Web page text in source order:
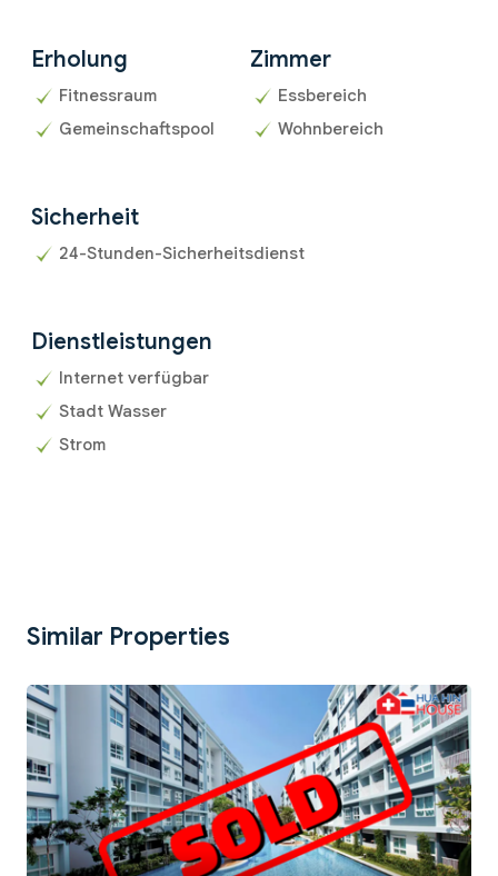
Erholung
Fitnessraum
Gemeinschaftspool
Zimmer
Essbereich
Wohnbereich
Sicherheit
24-Stunden-Sicherheitsdienst
Dienstleistungen
Internet verfügbar
Stadt Wasser
Strom
Similar Properties